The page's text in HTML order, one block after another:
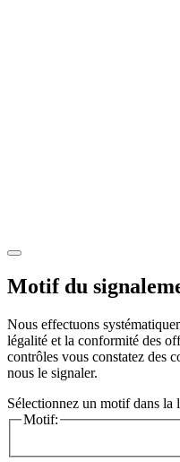
Motif du
Nous effectuons
légalité et la conformité des
contrôles vous constatez des
nous le signaler.
Sélectionnez un motif dans la
Motif: